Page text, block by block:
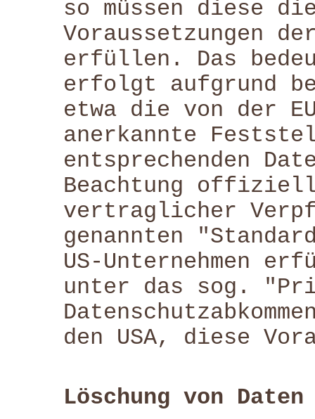
so müssen diese
Voraussetzungen
erfüllen. Das
erfolgt aufgrund
etwa die von der
anerkannte
entsprechenden
Beachtung
vertraglicher
genannten
US-Unternehmen
unter das sog.
den USA, diese
Löschung von